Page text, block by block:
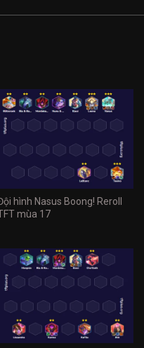
hình Nasus Boong! Reroll
mùa 17